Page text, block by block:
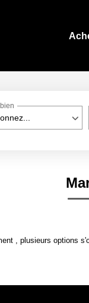
, plusieurs options